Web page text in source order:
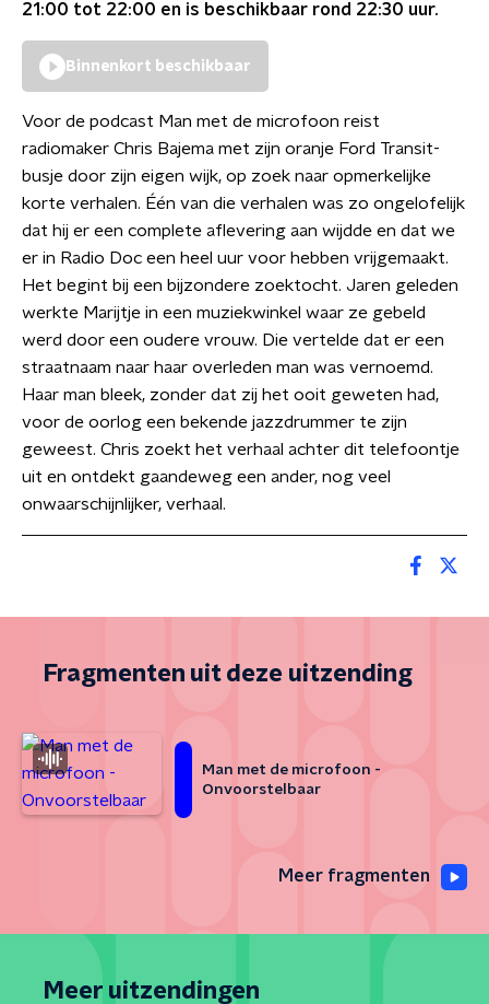
21:00 tot 22:00 en is beschikbaar rond 22:30 uur.
Binnenkort beschikbaar
Voor de podcast Man met de microfoon reist
radiomaker Chris Bajema met zijn oranje Ford Transit-
busje door zijn eigen wijk, op zoek naar opmerkelijke
korte verhalen. Één van die verhalen was zo ongelofelijk
dat hij er een complete aflevering aan wijdde en dat we
er in Radio Doc een heel uur voor hebben vrijgemaakt.
Het begint bij een bijzondere zoektocht. Jaren geleden
werkte Marijtje in een muziekwinkel waar ze gebeld
werd door een oudere vrouw. Die vertelde dat er een
straatnaam naar haar overleden man was vernoemd.
Haar man bleek, zonder dat zij het ooit geweten had,
voor de oorlog een bekende jazzdrummer te zijn
geweest. Chris zoekt het verhaal achter dit telefoontje
uit en ontdekt gaandeweg een ander, nog veel
onwaarschijnlijker, verhaal.
Fragmenten uit deze uitzending
Man met de microfoon -
Onvoorstelbaar
Meer fragmenten
Meer uitzendingen